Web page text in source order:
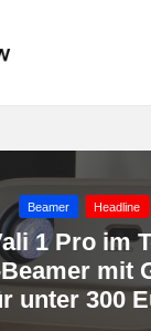
Posted
in
Beamer Headline
1 Pro im
mit
unter 300